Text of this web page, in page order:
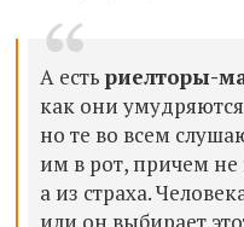
А есть риелторы-
как они
но те во всем
им в рот, причем не
а из страха.
или он выбирает